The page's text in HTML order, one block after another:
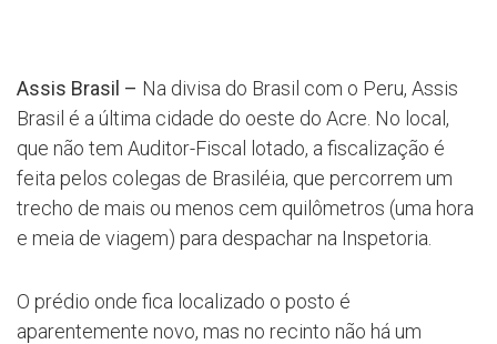
Assis Brasil – Na divisa do Brasil com o Peru, Assis
Brasil é a última cidade do oeste do Acre. No local,
que não tem Auditor-Fiscal lotado, a fiscalização é
feita pelos colegas de Brasiléia, que percorrem um
trecho de mais ou menos cem quilômetros (uma hora
e meia de viagem) para despachar na Inspetoria.
O prédio onde fica localizado o posto é
aparentemente novo, mas no recinto não há um